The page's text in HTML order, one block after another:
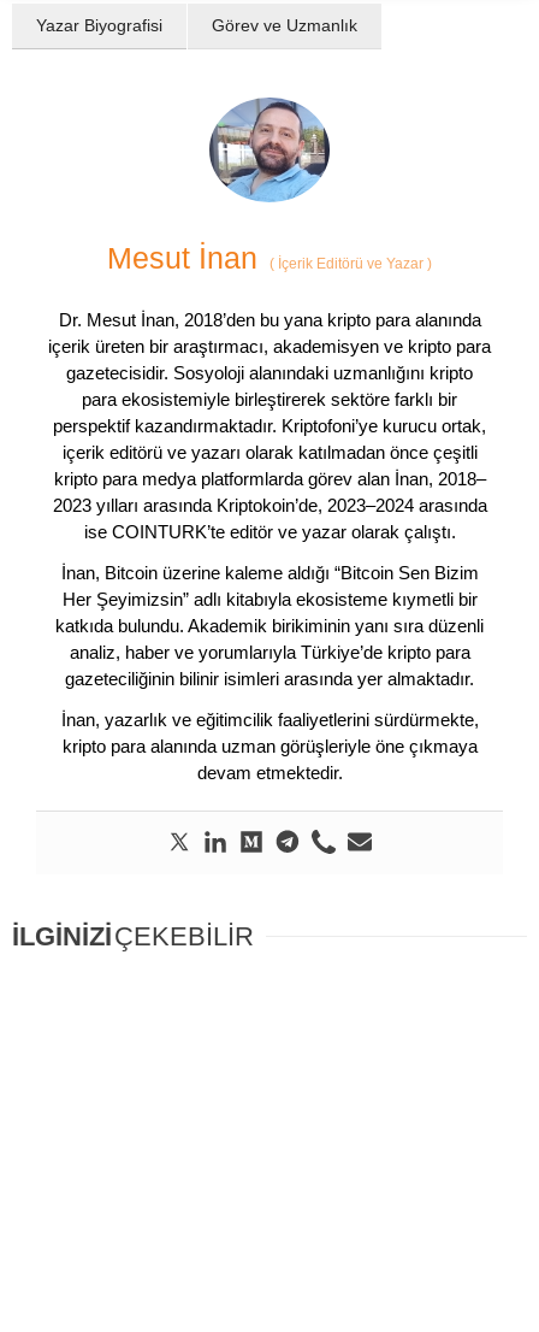
Yazar Biyografisi Görev ve Uzmanlık
Mesut İnan ( İçerik Editörü ve Yazar )
Dr. Mesut İnan, 2018’den bu yana kripto para alanında
içerik üreten bir araştırmacı, akademisyen ve kripto para
gazetecisidir. Sosyoloji alanındaki uzmanlığını kripto
para ekosistemiyle birleştirerek sektöre farklı bir
perspektif kazandırmaktadır. Kriptofoni’ye kurucu ortak,
içerik editörü ve yazarı olarak katılmadan önce çeşitli
kripto para medya platformlarda görev alan İnan, 2018–
2023 yılları arasında Kriptokoin’de, 2023–2024 arasında
ise COINTURK’te editör ve yazar olarak çalıştı.
İnan, Bitcoin üzerine kaleme aldığı “Bitcoin Sen Bizim
Her Şeyimizsin” adlı kitabıyla ekosisteme kıymetli bir
katkıda bulundu. Akademik birikiminin yanı sıra düzenli
analiz, haber ve yorumlarıyla Türkiye’de kripto para
gazeteciliğinin bilinir isimleri arasında yer almaktadır.
İnan, yazarlık ve eğitimcilik faaliyetlerini sürdürmekte,
kripto para alanında uzman görüşleriyle öne çıkmaya
devam etmektedir.
İLGİNİZİÇEKEBİLİR